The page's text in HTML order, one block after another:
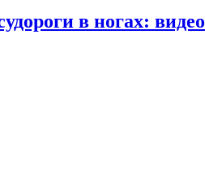
в ногах: видео